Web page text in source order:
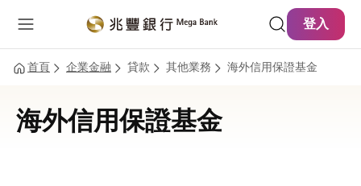
登入
首頁 企業金融 貸款 其他業務 海外信用保證基金
海外信用保證基金